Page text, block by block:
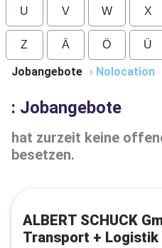
U V W X
Z Ä Ö Ü
Jobangebote › Nolocation
: Jobangebote
hat zurzeit keine
besetzen.
ALBERT SCHUCK
Transport + Logistik